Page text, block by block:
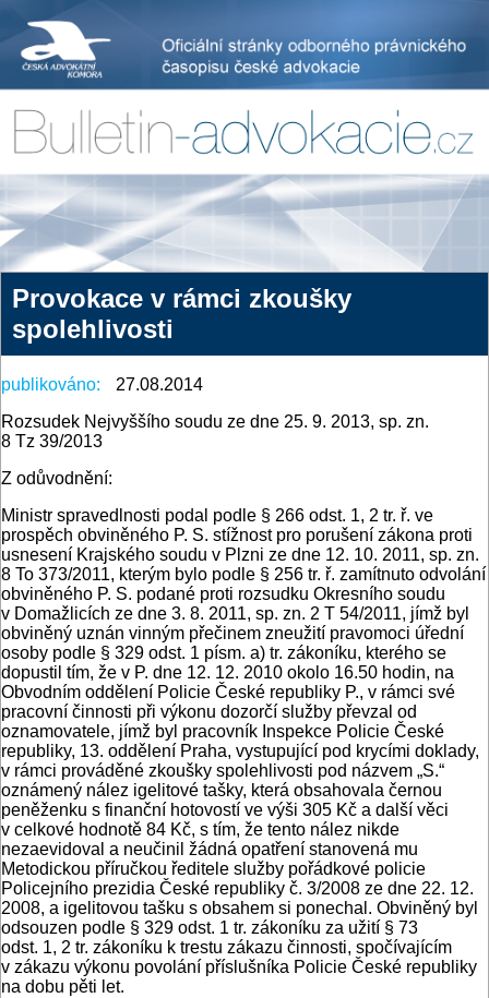
Provokace v rámci zkoušky
spolehlivosti
publikováno:
27.08.2014
Rozsudek Nejvyššího soudu ze dne 25. 9. 2013, sp. zn.
8 Tz 39/2013
Z odůvodnění:
Ministr spravedlnosti podal podle § 266 odst. 1, 2 tr. ř. ve
prospěch obviněného P. S. stížnost pro porušení zákona proti
usnesení Krajského soudu v Plzni ze dne 12. 10. 2011, sp. zn.
8 To 373/2011, kterým bylo podle § 256 tr. ř. zamítnuto odvolání
obviněného P. S. podané proti rozsudku Okresního soudu
v Domažlicích ze dne 3. 8. 2011, sp. zn. 2 T 54/2011, jímž byl
obviněný uznán vinným přečinem zneužití pravomoci úřední
osoby podle § 329 odst. 1 písm. a) tr. zákoníku, kterého se
dopustil tím, že v P. dne 12. 12. 2010 okolo 16.50 hodin, na
Obvodním oddělení Policie České republiky P., v rámci své
pracovní činnosti při výkonu dozorčí služby převzal od
oznamovatele, jímž byl pracovník Inspekce Policie České
republiky, 13. oddělení Praha, vystupující pod krycími doklady,
v rámci prováděné zkoušky spolehlivosti pod názvem „S.“
oznámený nález igelitové tašky, která obsahovala černou
peněženku s finanční hotovostí ve výši 305 Kč a další věci
v celkové hodnotě 84 Kč, s tím, že tento nález nikde
nezaevidoval a neučinil žádná opatření stanovená mu
Metodickou příručkou ředitele služby pořádkové policie
Policejního prezidia České republiky č. 3/2008 ze dne 22. 12.
2008, a igelitovou tašku s obsahem si ponechal. Obviněný byl
odsouzen podle § 329 odst. 1 tr. zákoníku za užití § 73
odst. 1, 2 tr. zákoníku k trestu zákazu činnosti, spočívajícím
v zákazu výkonu povolání příslušníka Policie České republiky
na dobu pěti let.